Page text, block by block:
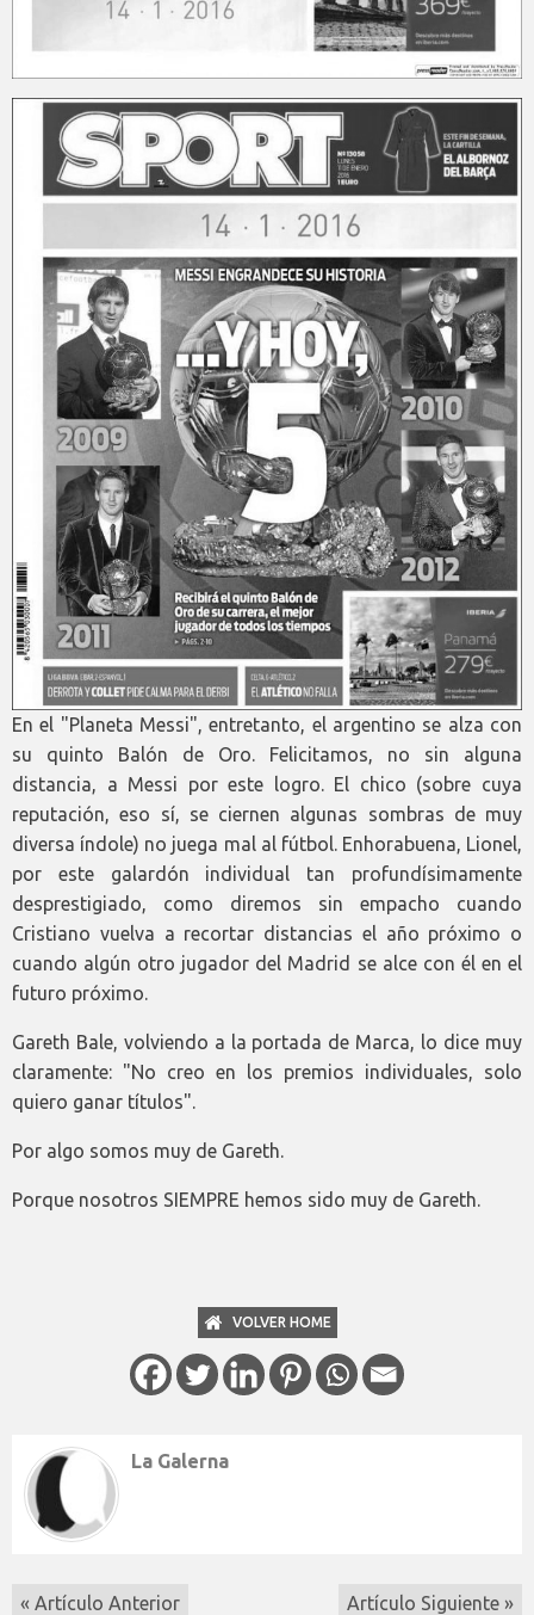
En el "Planeta Messi", entretanto, el argentino se alza con
su quinto Balón de Oro. Felicitamos, no sin alguna
distancia, a Messi por este logro. El chico (sobre cuya
reputación, eso sí, se ciernen algunas sombras de muy
diversa índole) no juega mal al fútbol. Enhorabuena, Lionel,
por este galardón individual tan profundísimamente
desprestigiado, como diremos sin empacho cuando
Cristiano vuelva a recortar distancias el año próximo o
cuando algún otro jugador del Madrid se alce con él en el
futuro próximo.
Gareth Bale, volviendo a la portada de Marca, lo dice muy
claramente: "No creo en los premios individuales, solo
quiero ganar títulos".
Por algo somos muy de Gareth.
Porque nosotros SIEMPRE hemos sido muy de Gareth.
VOLVER HOME
La Galerna
« Artículo Anterior Artículo Siguiente »